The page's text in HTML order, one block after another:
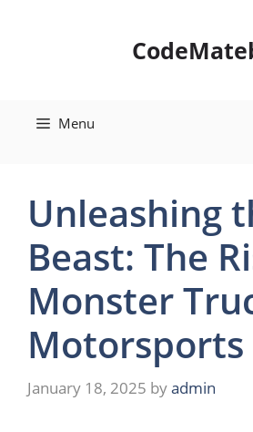
Menu
Unleashing
Beast: The
Monster
Motorsports
January 18, 2025 byadmin